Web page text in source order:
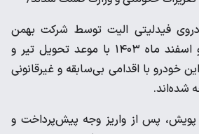
فیدلیتی الیت توسط شرکت بهمن
موتور در اوایل بهمن و اسفند ماه ۱۴۰۳ با موعد تحویل تیر و
این خودرو با اقدامی بی‌سابقه و غیرقانونی
شده‌اند.
پویش، پس از واریز وجه پیش‌پرداخت و